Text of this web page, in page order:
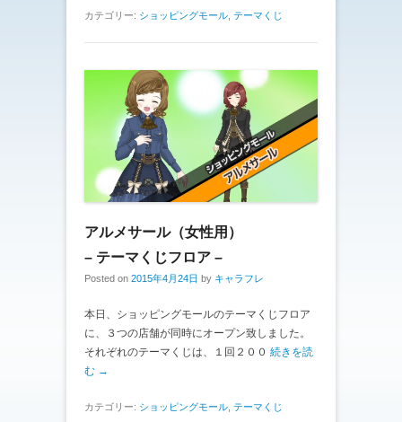
カテゴリー: ショッピングモール テーマくじ
アルメサール（女性用）
– テーマくじフロア –
Posted on 2015年4月24日 by キャラフレ
本日、ショッピングモールのテーマくじフロア
に、３つの店舗が同時にオープン致しました。
それぞれのテーマくじは、１回２００ 続きを読
む →
カテゴリー: ショッピングモール テーマくじ